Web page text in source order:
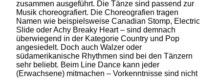
zusammen ausgeführt. Die Tänze sind passend zur
Musik choreografiert. Die Choreografien tragen
Namen wie beispielsweise Canadian Stomp, Electric
Slide oder Achy Breaky Heart – sind demnach
überwiegend in der Kategorie Country und Pop
angesiedelt. Doch auch Walzer oder
südamerikanische Rhythmen sind bei den Tänzern
sehr beliebt. Beim Line Dance kann jeder
(Erwachsene) mitmachen – Vorkenntnisse sind nicht